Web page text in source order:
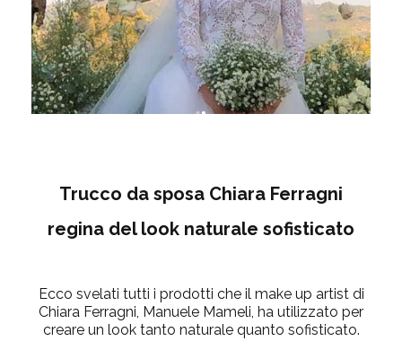
Trucco da sposa Chiara Ferragni
regina del look naturale sofisticato
Ecco svelati tutti i prodotti che il make up artist di
Chiara Ferragni, Manuele Mameli, ha utilizzato per
creare un look tanto naturale quanto sofisticato.